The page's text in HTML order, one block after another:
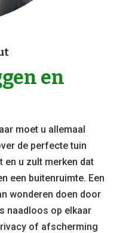
en
moet u allemaal
de perfecte tuin
en u zult merken dat
een buitenruimte. Een
wonderen doen door
naadloos op elkaar
of afscherming